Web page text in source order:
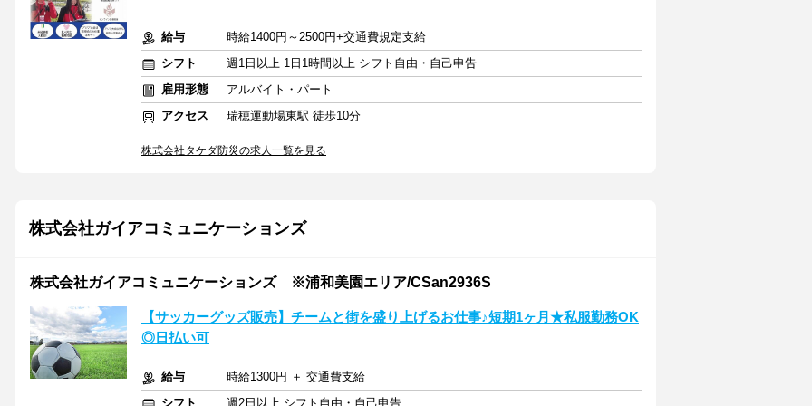
給与
時給1400円～2500円+交通費規定支給
シフト
週1日以上 1日1時間以上 シフト自由・自己申告
雇用形態
アルバイト・パート
アクセス
瑞穂運動場東駅 徒歩10分
株式会社タケダ防災の求人一覧を見る
株式会社ガイアコミュニケーションズ
株式会社ガイアコミュニケーションズ ※浦和美園エリア/CSan2936S
【サッカーグッズ販売】チームと街を盛り上げるお仕事♪短期1ヶ月★私服勤務OK
◎日払い可
給与
時給1300円 ＋ 交通費支給
シフト
週2日以上 シフト自由・自己申告